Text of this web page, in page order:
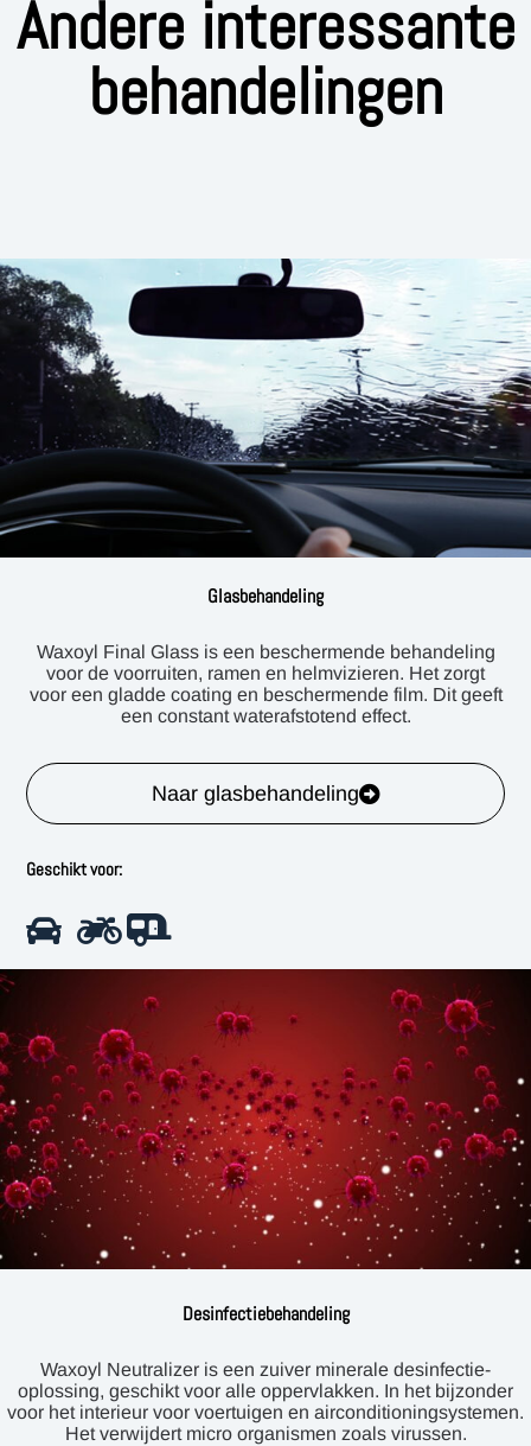
Andere interessante
behandelingen
Glasbehandeling
Waxoyl Final Glass is een beschermende behandeling
voor de voorruiten, ramen en helmvizieren. Het zorgt
voor een gladde coating en beschermende film. Dit geeft
een constant waterafstotend effect.
Naar glasbehandeling
Geschikt voor:
Desinfectiebehandeling
Waxoyl Neutralizer is een zuiver minerale desinfectie-
oplossing, geschikt voor alle oppervlakken. In het bijzonder
voor het interieur voor voertuigen en airconditioningsystemen.
Het verwijdert micro organismen zoals virussen.